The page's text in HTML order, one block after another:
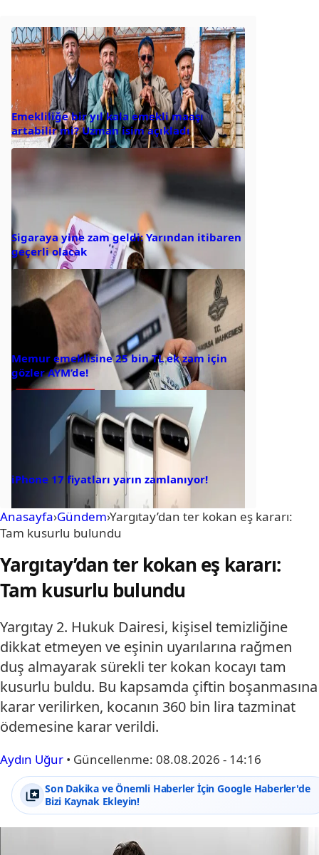
Emekliliğe bir yıl kala emekli maaşı
artabilir mi? Uzman isim açıkladı
Sigaraya yine zam geldi: Yarından itibaren
geçerli olacak
Memur emeklisine 25 bin TL ek zam için
gözler AYM’de!
iPhone 17 fiyatları yarın zamlanıyor!
Anasayfa›Gündem›Yargıtay’dan ter kokan eş kararı:
Tam kusurlu bulundu
Yargıtay’dan ter kokan eş kararı:
Tam kusurlu bulundu
Yargıtay 2. Hukuk Dairesi, kişisel temizliğine
dikkat etmeyen ve eşinin uyarılarına rağmen
duş almayarak sürekli ter kokan kocayı tam
kusurlu buldu. Bu kapsamda çiftin boşanmasına
karar verilirken, kocanın 360 bin lira tazminat
ödemesine karar verildi.
Aydın Uğur • Güncellenme: 08.08.2026 - 14:16
Son Dakika ve Önemli Haberler İçin Google Haberler'de
Bizi Kaynak Ekleyin!